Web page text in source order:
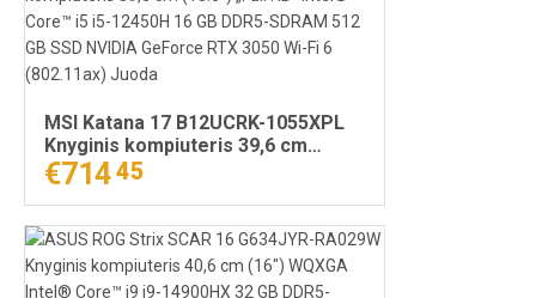
MSI Katana 17 B12UCRK-1055XPL
Knyginis kompiuteris 39,6 cm
(15.6") „Full HD“ Intel® Core™ i5 i5-
12450H 16 GB DDR5-SDRAM 512 GB
SSD NVIDIA GeForce RTX 3050 Wi-
Fi 6 (802.11ax) Juoda
€71445